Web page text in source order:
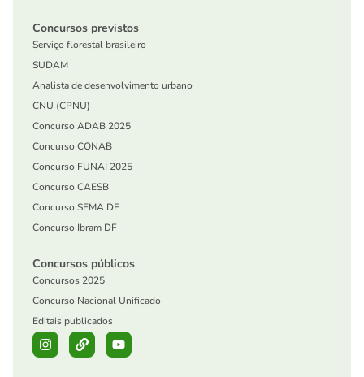
Concursos previstos
Serviço florestal brasileiro
SUDAM
Analista de desenvolvimento urbano
CNU (CPNU)
Concurso ADAB 2025
Concurso CONAB
Concurso FUNAI 2025
Concurso CAESB
Concurso SEMA DF
Concurso Ibram DF
Concursos públicos
Concursos 2025
Concurso Nacional Unificado
Editais publicados